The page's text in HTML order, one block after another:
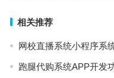
相关推荐
网校直播系统小程序系
跑腿代购系统APP开发